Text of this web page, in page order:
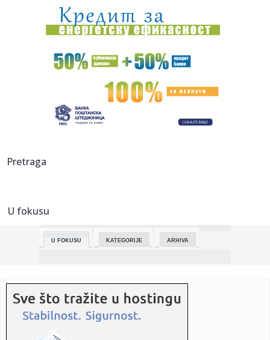
00:33:Audi Q9: Prvi pogled u unutrašnjost
00:28:Tramp odbio iranski predlog, berze odmah potonule!
Nafta probila ...
Mark Markes sa longetom
00:10:Zaharova: Kalas se uzalud nada da će posredovati u
lete...
23:52:
23:51: Srpski bokseri spremni za "Beogradskog pobednika"
23:43:Kreće sanacija Pelješkog mosta, otkrivene pukotine na
stubovima
Pretraga
U fokusu
U FOKUSU KATEGORIJE ARHIVA